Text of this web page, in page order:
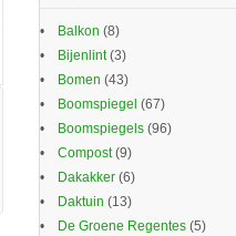
Balkon (8)
Bijenlint(3)
Bomen (43)
Boomspiegel (67)
Boomspiegels(96)
Compost(9)
Dakakker(6)
Daktuin (13)
De Groene Regentes(5)